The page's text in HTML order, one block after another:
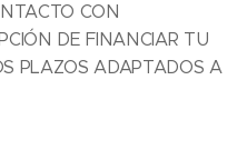
CON
DE FINANCIAR TU
PLAZOS ADAPTADOS A